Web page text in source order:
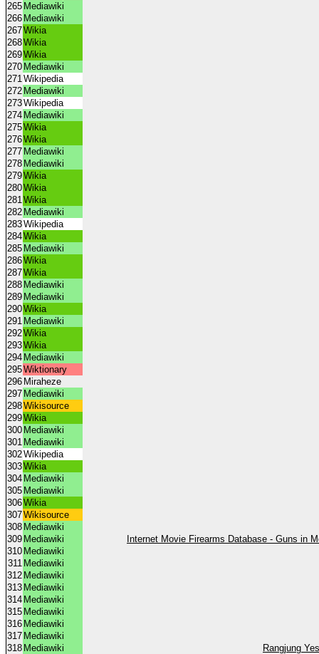
265 Mediawiki
266 Mediawiki
267Wikia
268Wikia
269Wikia
270 Mediawiki
271Wikipedia
272 Mediawiki
273Wikipedia
274 Mediawiki
275Wikia
276Wikia
277 Mediawiki
278 Mediawiki
279Wikia
280Wikia
281Wikia
282 Mediawiki
283Wikipedia
284Wikia
285 Mediawiki
286Wikia
287Wikia
288 Mediawiki
289 Mediawiki
290Wikia
291 Mediawiki
292Wikia
293Wikia
294 Mediawiki
295Wiktionary
296 Miraheze
297 Mediawiki
298Wikisource
299Wikia
300 Mediawiki
301 Mediawiki
302Wikipedia
303Wikia
304 Mediawiki
305 Mediawiki
306Wikia
307Wikisource
308 Mediawiki
309 Mediawiki
Internet Movie Firearms Database - Guns in
310 Mediawiki
311 Mediawiki
312 Mediawiki
313 Mediawiki
314 Mediawiki
315 Mediawiki
316 Mediawiki
317 Mediawiki
318 Mediawiki
Rangjung